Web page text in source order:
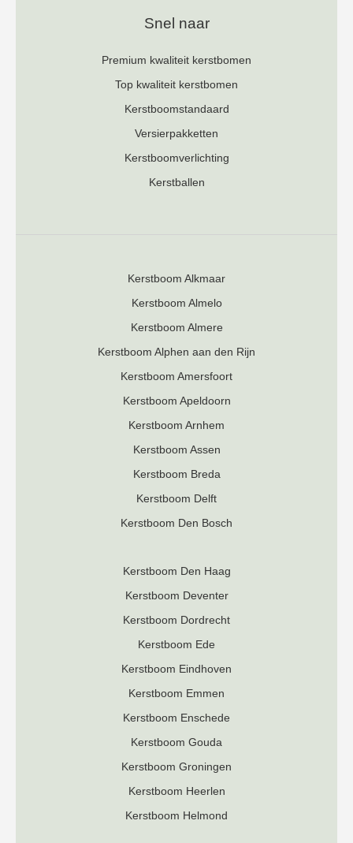
Snel naar
Premium kwaliteit kerstbomen
Top kwaliteit kerstbomen
Kerstboomstandaard
Versierpakketten
Kerstboomverlichting
Kerstballen
Kerstboom Alkmaar
Kerstboom Almelo
Kerstboom Almere
Kerstboom Alphen aan den Rijn
Kerstboom Amersfoort
Kerstboom Apeldoorn
Kerstboom Arnhem
Kerstboom Assen
Kerstboom Breda
Kerstboom Delft
Kerstboom Den Bosch
Kerstboom Den Haag
Kerstboom Deventer
Kerstboom Dordrecht
Kerstboom Ede
Kerstboom Eindhoven
Kerstboom Emmen
Kerstboom Enschede
Kerstboom Gouda
Kerstboom Groningen
Kerstboom Heerlen
Kerstboom Helmond